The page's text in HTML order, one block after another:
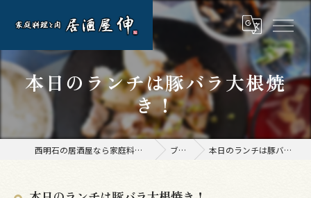
本日のランチは豚バラ大根焼
き！
西明石の居酒屋なら家庭料理と肉 居酒屋 伸 ブログ 本日のランチは豚バラ大根焼き！